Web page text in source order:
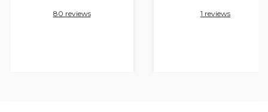
80 reviews 1 reviews